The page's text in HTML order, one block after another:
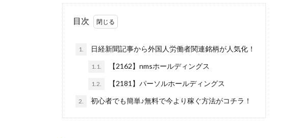
目次
1. 日経新聞記事から外国人労働者関連銘柄が人気化！
1.1. 【2162】nmsホールディングス
1.2. 【2181】パーソルホールディングス
2. 初心者でも簡単♪無料で今より稼ぐ方法がコチラ！